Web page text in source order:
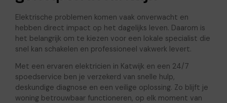
Elektrische problemen komen vaak onverwacht en
hebben direct impact op het dagelijks leven. Daarom is
het belangrijk om te kiezen voor een lokale specialist die
snel kan schakelen en professioneel vakwerk levert.
Met een ervaren elektricien in Katwijk en een 24/7
spoedservice ben je verzekerd van snelle hulp,
deskundige diagnose en een veilige oplossing. Zo blijft je
woning betrouwbaar functioneren, op elk moment van